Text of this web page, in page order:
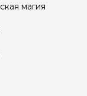
магия